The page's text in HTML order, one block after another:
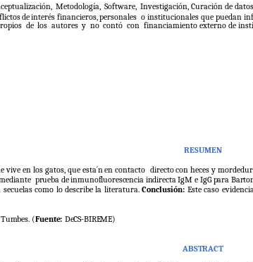
Metodología, Software, Investigación, Curación de
deinterés financieros, personales o institucionales que puedan
de los autores y no contó con financiamiento externo de
RESUMEN
vive en los gatos, que esta´n en contacto directo con heces y
prueba de inmunofluorescencia indirecta IgM e IgG para
como lo describe la literatura.Conclusión: Este caso
Tumbes. (Fuente: DeCS-BIREME)
ABSTRACT